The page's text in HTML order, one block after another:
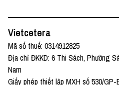
Vietcetera
Mã số thuế: 0314912825
Địa chỉ ĐKKD: 6 Thi Sách, Phường
Nam
Giấy phép thiết lập MXH số 530/